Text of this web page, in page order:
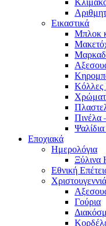
Εικαστικά
Μπλοκ
Κόλλες
Πινέλα
Εποχιακά
Ημερολόγια
Ξύλινα
Εθνική
Γούρια